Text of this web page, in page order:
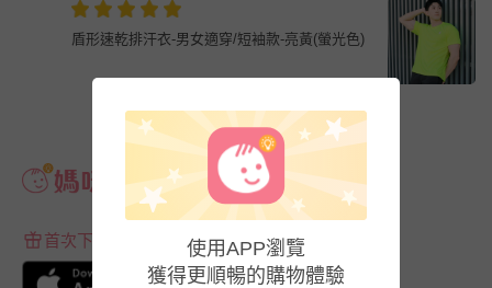
盾形速乾排汗衣-男女適穿/短袖款-亮黃(螢光色)
首次下載APP送$100折價券使用APP瀏覽
獲得更順暢的購物體驗